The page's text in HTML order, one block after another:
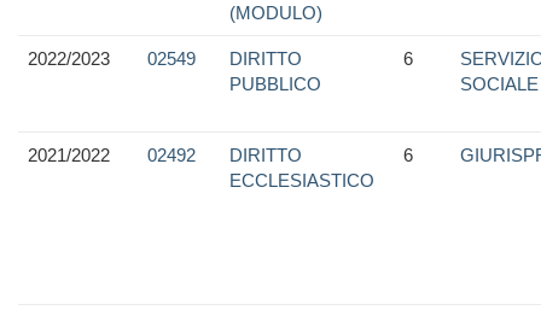
(MODULO)
2022/2023 02549
DIRITTO
PUBBLICO
6
SOCIALE
2021/2022 02492
DIRITTO
ECCLESIASTICO
6